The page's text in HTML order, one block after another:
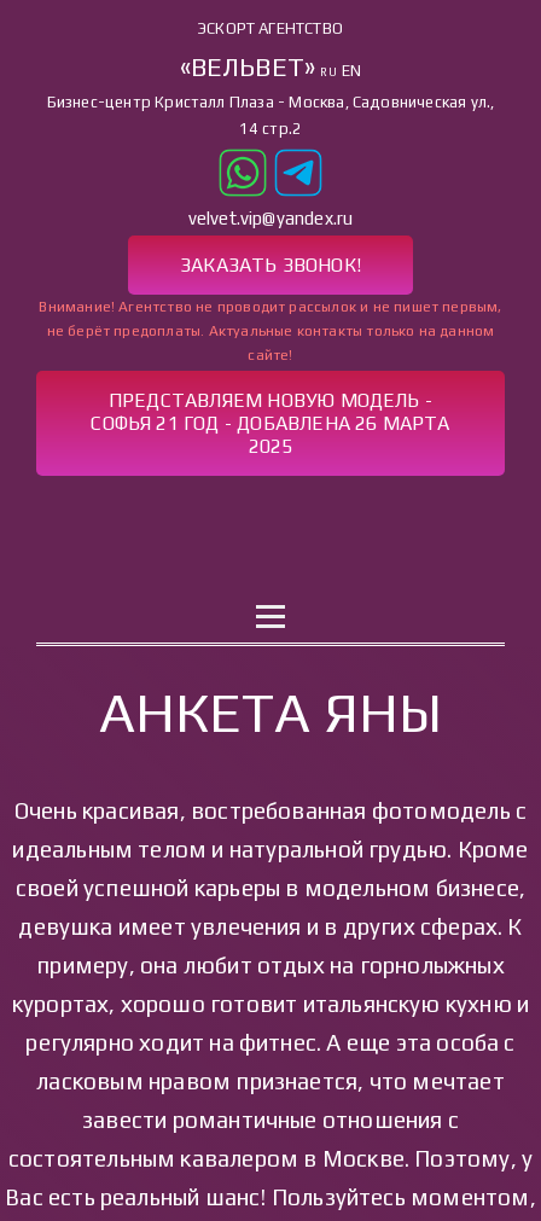
ЭСКОРТ АГЕНТСТВО
«ВЕЛЬВЕТ» RU EN
Бизнес-центр Кристалл Плаза - Москва, Садовническая ул.,
14 стр.2
velvet.vip@yandex.ru
ЗАКАЗАТЬ ЗВОНОК!
Внимание! Агентство не проводит рассылок и не пишет первым,
не берёт предоплаты. Актуальные контакты только на данном
сайте!
ПРЕДСТАВЛЯЕМ НОВУЮ МОДЕЛЬ -
СОФЬЯ 21 ГОД - ДОБАВЛЕНА 26 МАРТА
2025
АНКЕТА ЯНЫ
Очень красивая, востребованная фотомодель с
идеальным телом и натуральной грудью. Кроме
своей успешной карьеры в модельном бизнесе,
девушка имеет увлечения и в других сферах. К
примеру, она любит отдых на горнолыжных
курортах, хорошо готовит итальянскую кухню и
регулярно ходит на фитнес. А еще эта особа с
ласковым нравом признается, что мечтает
завести романтичные отношения с
состоятельным кавалером в Москве. Поэтому, у
Вас есть реальный шанс! Пользуйтесь моментом,